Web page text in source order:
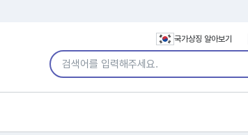
국가상징 알아보기
통합검색어 입력